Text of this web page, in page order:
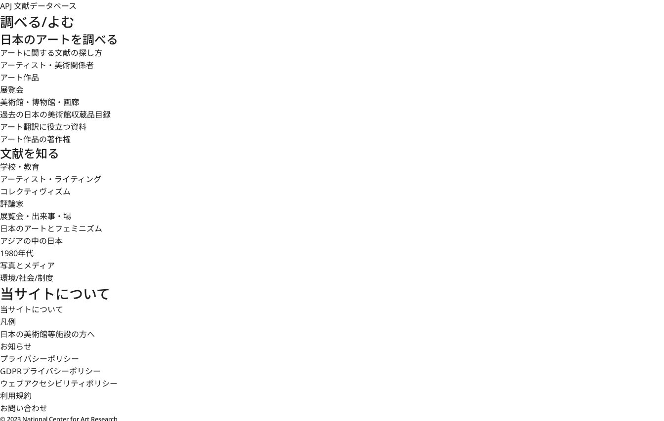
APJ 文献データベース
調べる/よむ
日本のアートを調べる
アートに関する文献の探し方
アーティスト・美術関係者
アート作品
展覧会
美術館・博物館・画廊
過去の日本の美術館収蔵品目録
アート翻訳に役立つ資料
アート作品の著作権
文献を知る
学校・教育
アーティスト・ライティング
コレクティヴィズム
評論家
展覧会・出来事・場
日本のアートとフェミニズム
アジアの中の日本
1980年代
写真とメディア
環境/社会/制度
当サイトについて
当サイトについて
凡例
日本の美術館等施設の方へ
お知らせ
プライバシーポリシー
GDPRプライバシーポリシー
ウェブアクセシビリティポリシー
利用規約
お問い合わせ
© 2023 National Center for Art Research